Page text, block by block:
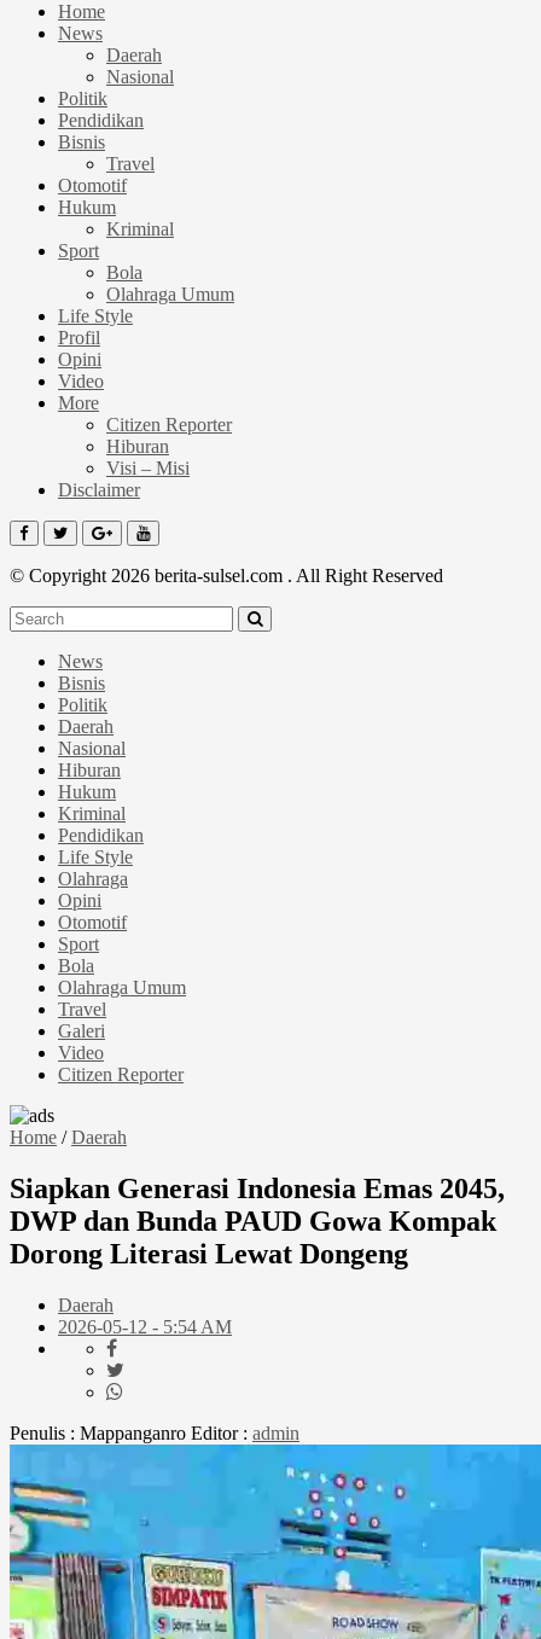
Home
News
Daerah
Nasional
Politik
Pendidikan
Bisnis
Travel
Otomotif
Hukum
Kriminal
Sport
Bola
Olahraga Umum
Life Style
Profil
Opini
Video
More
Citizen Reporter
Hiburan
Visi – Misi
Disclaimer
© Copyright 2026 berita-sulsel.com . All Right Reserved
News
Bisnis
Politik
Daerah
Nasional
Hiburan
Hukum
Kriminal
Pendidikan
Life Style
Olahraga
Opini
Otomotif
Sport
Bola
Olahraga Umum
Travel
Galeri
Video
Citizen Reporter
Home /Daerah
Siapkan Generasi Indonesia Emas 2045,
DWP dan Bunda PAUD Gowa Kompak
Dorong Literasi Lewat Dongeng
Daerah
2026-05-12 - 5:54 AM
Penulis : Mappanganro Editor : admin